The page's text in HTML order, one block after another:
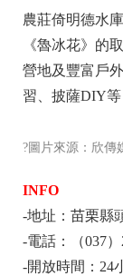
農莊倚明德水
《魯冰花》的
營地及豐富戶
習、披薩DIY等
?圖片來源：欣傳
INFO
-地址：苗栗縣
-電話：（037）
-開放時間：24